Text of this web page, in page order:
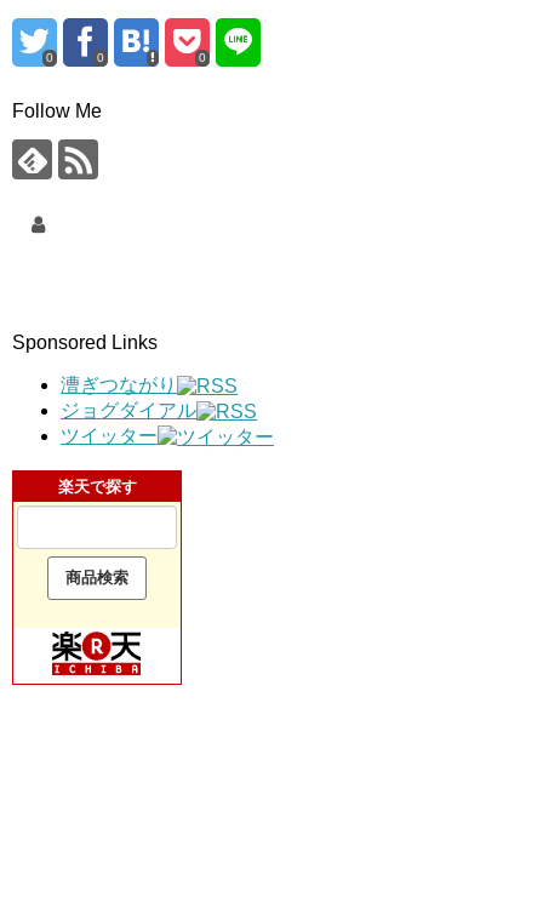
0 0 0
Follow Me
Sponsored Links
漕ぎつながり
ジョグダイアル
ツイッター
楽天で探す